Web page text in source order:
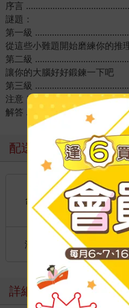
序言
謎題：
第一級
從這些小難題開始磨練你的推
第二級
讓你的大腦好好鍛鍊一下吧
第三級
注意！僅限進階者
解答
配送方式
台灣
國內宅配：本
到店取貨：
海外
國際快遞：全球
港澳店取：
詳細資料